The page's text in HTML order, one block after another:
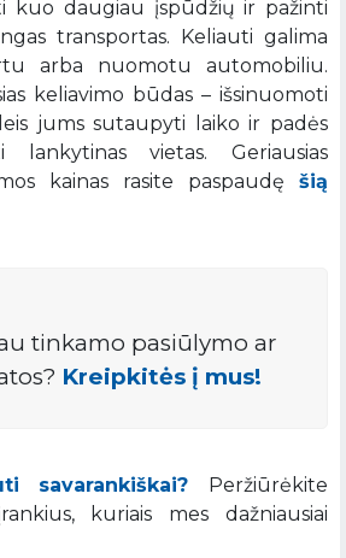
kuo daugiau įspūdžių ir pažinti
transportas. Keliauti galima
arba nuomotu automobiliu.
keliavimo būdas – išsinuomoti
jums sutaupyti laiko ir padės
lankytinas vietas. Geriausias
kainas rasite paspaudę šią
tinkamo pasiūlymo ar
Kreipkitės į mus!
savarankiškai?
Peržiūrėkite
kuriais mes dažniausiai